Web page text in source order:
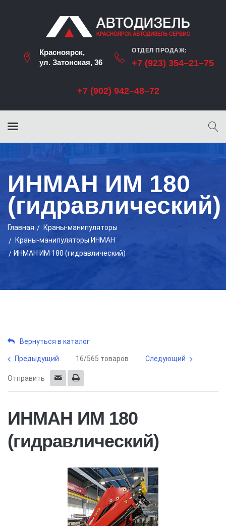
Красноярск,
ул. Затонская, 36
ОТДЕЛ ПРОДАЖ:
+7 (923) 354–21–75
+7 (902) 942–48–72
ИНМАН ИМ 180
(гидравлический)
Главная
Краны-манипуляторы
Краны-манипуляторы ИНМАН
ИНМАН ИМ 180 (гидравлический)
Вернуться в каталог
Предыдущий 16/565 товаров Следующий
Отправить
ИНМАН ИМ 180
(гидравлический)